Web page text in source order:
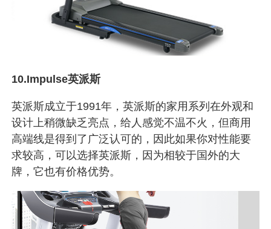
10.Impulse英派斯
英派斯成立于1991年，英派斯的家用系列在外观和
设计上稍微缺乏亮点，给人感觉不温不火，但商用
高端线是得到了广泛认可的，因此如果你对性能要
求较高，可以选择英派斯，因为相较于国外的大
牌，它也有价格优势。